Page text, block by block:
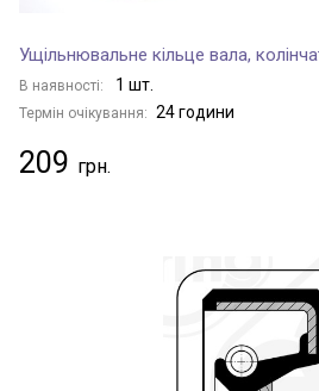
Ущільнювальне кільце вала,
В наявності: 1 шт.
Термін очікування: 24 години
209